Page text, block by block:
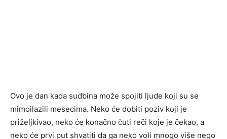
Ovo je dan kada sudbina može spojiti ljude koji su se
mimoilazili mesecima. Neko će dobiti poziv koji je
priželjkivao, neko će konačno čuti reči koje je čekao, a
neko će prvi put shvatiti da ga neko voli mnogo više nego